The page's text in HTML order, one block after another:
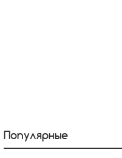
Популярные